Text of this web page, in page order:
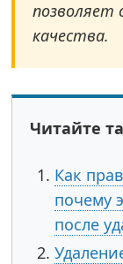
позволяет
качества.
Читайте
Как
почему
после